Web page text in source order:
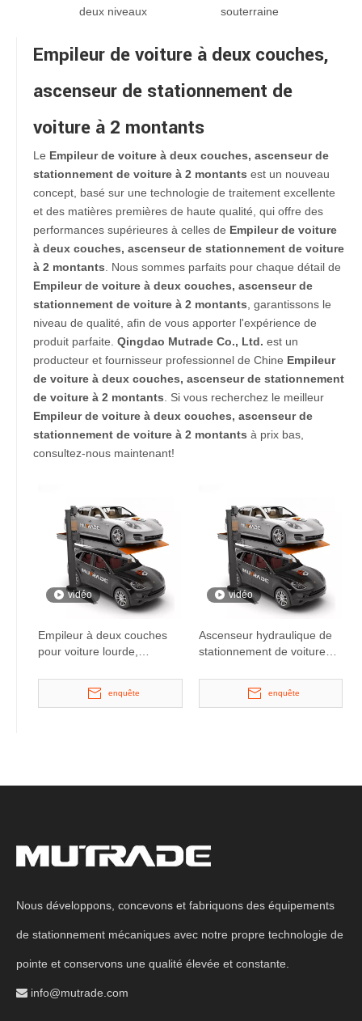
deux niveaux
souterraine
Empileur de voiture à deux couches,
ascenseur de stationnement de
voiture à 2 montants
Le Empileur de voiture à deux couches, ascenseur de
stationnement de voiture à 2 montants est un nouveau
concept, basé sur une technologie de traitement excellente
et des matières premières de haute qualité, qui offre des
performances supérieures à celles de Empileur de voiture
à deux couches, ascenseur de stationnement de voiture
à 2 montants . Nous sommes parfaits pour chaque détail de
Empileur de voiture à deux couches, ascenseur de
stationnement de voiture à 2 montants , garantissons le
niveau de qualité, afin de vous apporter l'expérience de
produit parfaite. Qingdao Mutrade Co., Ltd. est un
producteur et fournisseur professionnel de Chine Empileur
de voiture à deux couches, ascenseur de stationnement
de voiture à 2 montants . Si vous recherchez le meilleur
Empileur de voiture à deux couches, ascenseur de
stationnement de voiture à 2 montants à prix bas,
consultez-nous maintenant!
vidéo
Empileur à deux couches
pour voiture lourde,
stationnement de voiture à
2 montants
enquête
vidéo
Ascenseur hydraulique de
stationnement de voiture
d'empileur à deux couches
enquête
Nous développons, concevons et fabriquons des équipements
de stationnement mécaniques avec notre propre technologie de
pointe et conservons une qualité élevée et constante.
 info@mutrade.com